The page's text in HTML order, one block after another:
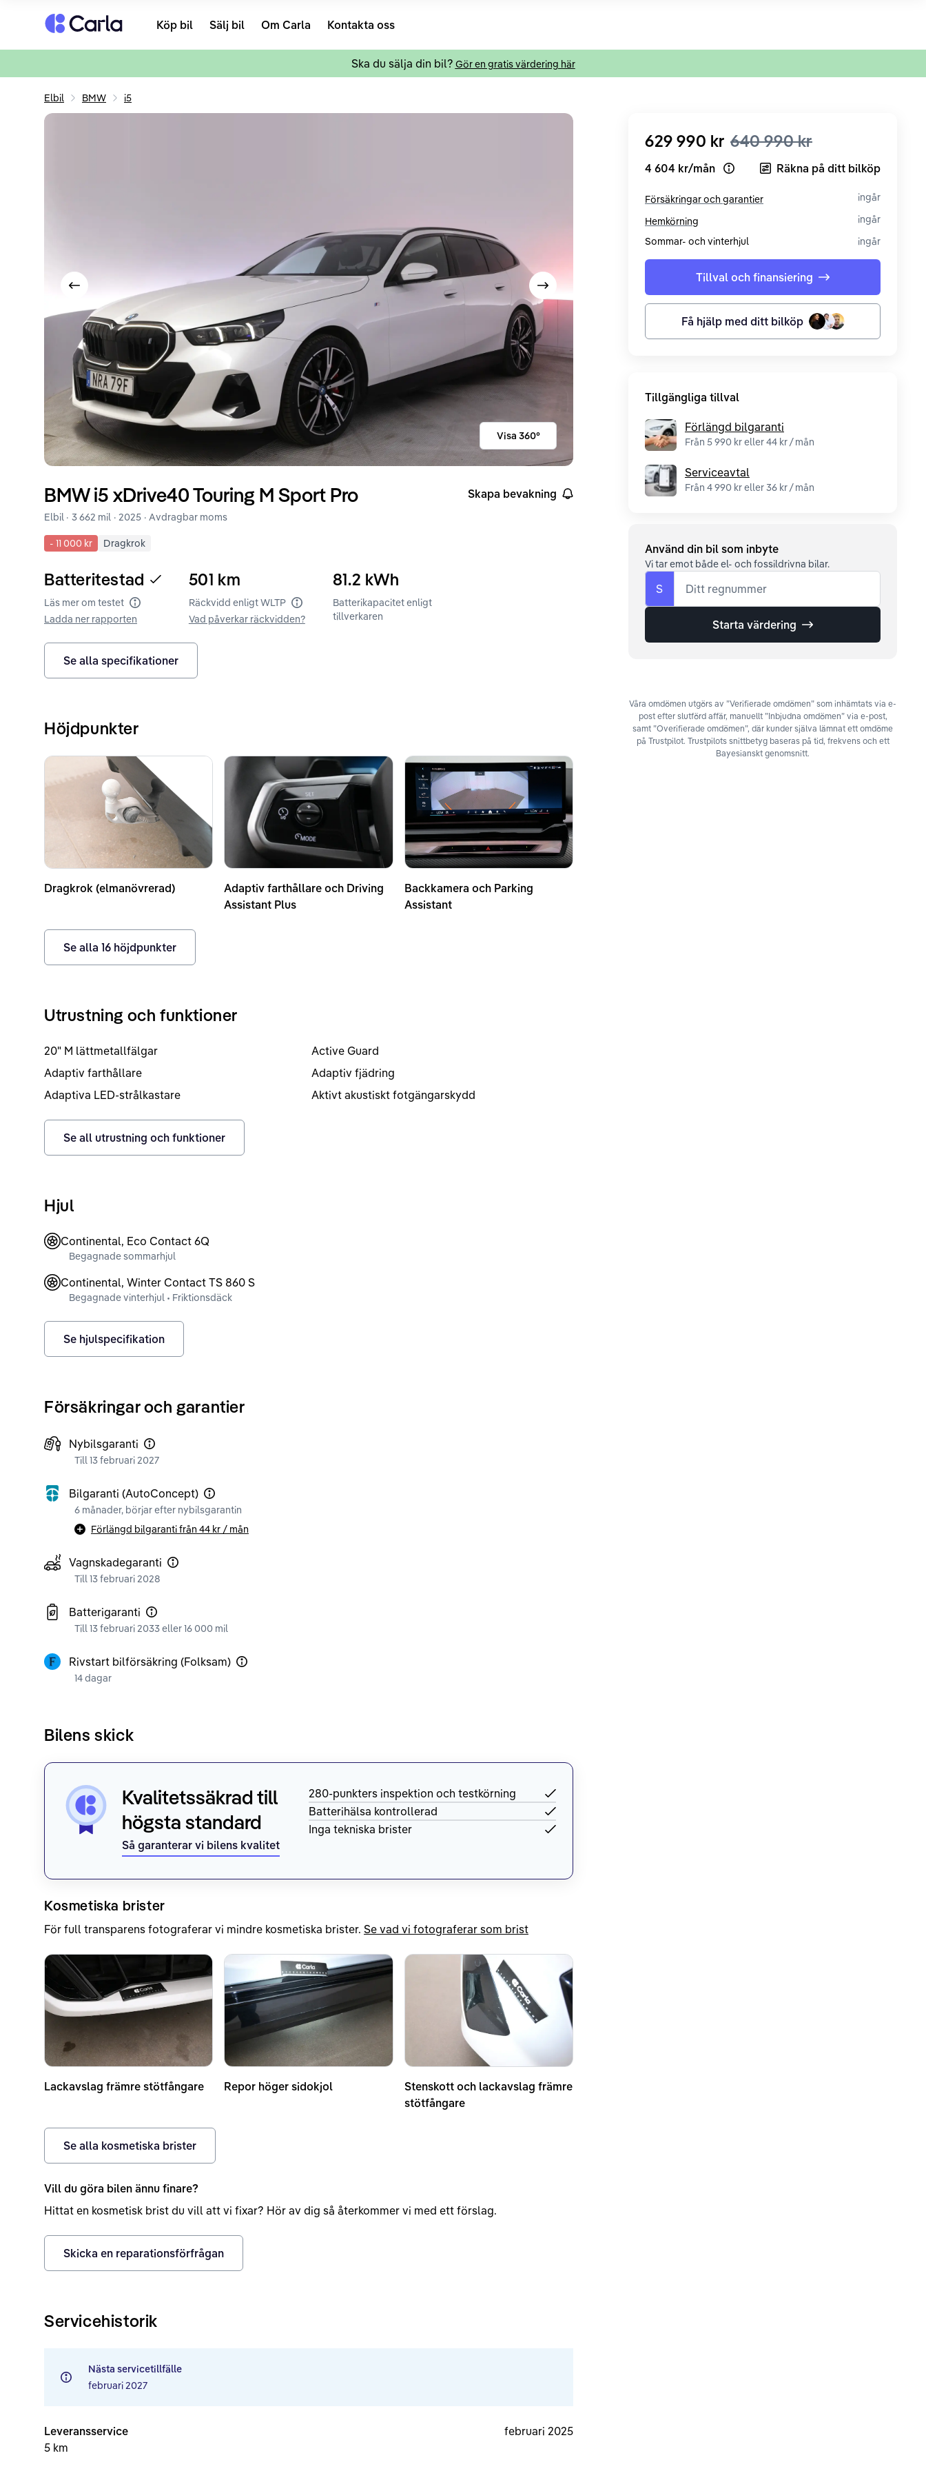
Tillbaka till startsidan Köp bil Sälj bil Om Carla Kontakta oss
Ska du sälja din bil? Gör en gratis värdering här
Elbil BMW i5
Visa föregående bild Visa nästa bild
Visa 360°
BMW i5 xDrive40 Touring M Sport Pro Skapa bevakning
Elbil · 3 662 mil · 2025 · Avdragbar moms
- 11 000 kr Dragkrok
Batteritestad
Läs mer om testet Batteritest
Ladda ner rapporten
501 km
Räckvidd enligt WLTP Räckvidd enligt WLTP
Vad påverkar räckvidden?
81.2 kWh
Batterikapacitet enligt
tillverkaren
Se alla specifikationer
Höjdpunkter
Dragkrok (elmanövrerad)
Adaptiv farthållare och Driving
Assistant Plus
Backkamera och Parking
Assistant
Se alla 16 höjdpunkter
Utrustning och funktioner
20" M lättmetallfälgar
Active Guard
Adaptiv farthållare
Adaptiv fjädring
Adaptiva LED-strålkastare
Aktivt akustiskt fotgängarskydd
Se all utrustning och funktioner
Hjul
Continental, Eco Contact 6Q
Begagnade sommarhjul
Continental, Winter Contact TS 860 S
Begagnade vinterhjul • Friktionsdäck
Se hjulspecifikation
Försäkringar och garantier
Nybilsgaranti
Till 13 februari 2027
Bilgaranti (AutoConcept)
6 månader, börjar efter nybilsgarantin
Förlängd bilgaranti från 44 kr / mån
Vagnskadegaranti
Till 13 februari 2028
Batterigaranti
Till 13 februari 2033 eller 16 000 mil
Rivstart bilförsäkring (Folksam)
14 dagar
Bilens skick
Kvalitetssäkrad till
högsta standard
Så garanterar vi bilens kvalitet
280-punkters inspektion och testkörning
Batterihälsa kontrollerad
Inga tekniska brister
Kosmetiska brister
För full transparens fotograferar vi mindre kosmetiska brister. Se vad vi fotograferar som brist
Lackavslag främre stötfångare Repor höger sidokjol
Stenskott och lackavslag främre
stötfångare
Se alla kosmetiska brister
Vill du göra bilen ännu finare?
Hittat en kosmetisk brist du vill att vi fixar? Hör av dig så återkommer vi med ett förslag.
Skicka en reparationsförfrågan
Servicehistorik
Nästa servicetillfälle
februari 2027
Leveransservice
5 km
februari 2025
629 990 kr 640 990 kr
4 604 kr/mån Open loan exampleRäkna på ditt bilköp
Försäkringar och garantier
ingår
Hemkörning
ingår
Sommar- och vinterhjul
ingår
Tillval och finansiering
Få hjälp med ditt bilköp
Tillgängliga tillval
Förlängd bilgaranti
Från 5 990 kr eller 44 kr / mån
Serviceavtal
Från 4 990 kr eller 36 kr / mån
Använd din bil som inbyte
Vi tar emot både el- och fossildrivna bilar.
S Ditt regnummer
Starta värdering
Våra omdömen utgörs av ”Verifierade omdömen” som inhämtats via e-
post efter slutförd affär, manuellt ”Inbjudna omdömen” via e-post,
samt ”Overifierade omdömen”, där kunder själva lämnat ett omdöme
på Trustpilot. Trustpilots snittbetyg baseras på tid, frekvens och ett
Bayesianskt genomsnitt.